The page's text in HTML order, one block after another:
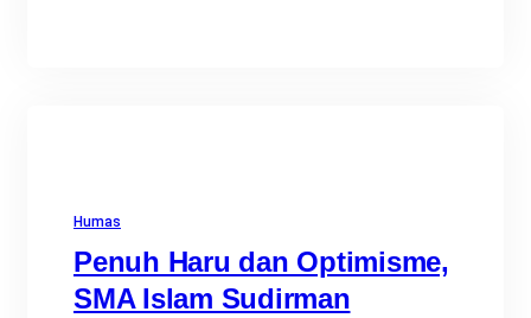
Humas
Penuh Haru dan Optimisme,
SMA Islam Sudirman